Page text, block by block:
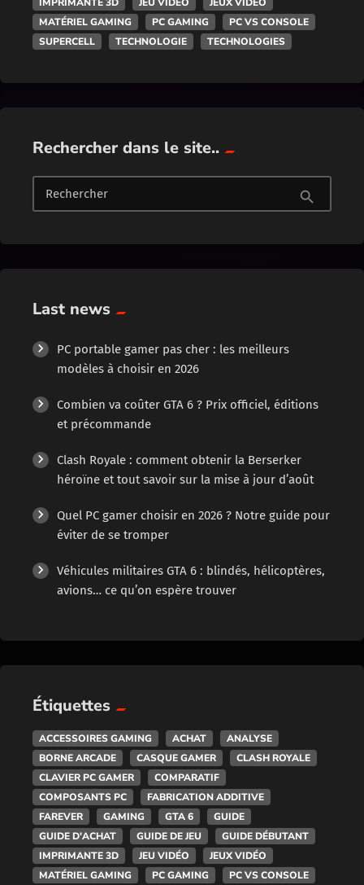
MATÉRIEL GAMING
PC GAMING
PC VS CONSOLE
SUPERCELL
TECHNOLOGIE TECHNOLOGIES
Rechercher dans le site..
Rechercher search
Last news
PC portable gamer pas cher : les meilleurs
modèles à choisir en 2026
Combien va coûter GTA 6 ? Prix officiel, éditions
et précommande
Clash Royale : comment obtenir la Berserker
héroïne et tout savoir sur la mise à jour d’août
Quel PC gamer choisir en 2026 ? Notre guide pour
éviter de se tromper
Véhicules militaires GTA 6 : blindés, hélicoptères,
avions… ce qu’on espère trouver
Étiquettes
ACCESSOIRES GAMING ACHAT
ANALYSE
BORNE ARCADE
CASQUE GAMER
CLASH ROYALE
CLAVIER PC GAMER
COMPARATIF
COMPOSANTS PC
FABRICATION ADDITIVE
FAREVER
GAMING GTA 6
GUIDE
GUIDE D'ACHAT
GUIDE DE JEU
GUIDE DÉBUTANT
IMPRIMANTE 3D
JEU VIDÉO
JEUX VIDÉO
MATÉRIEL GAMING
PC GAMING
PC VS CONSOLE